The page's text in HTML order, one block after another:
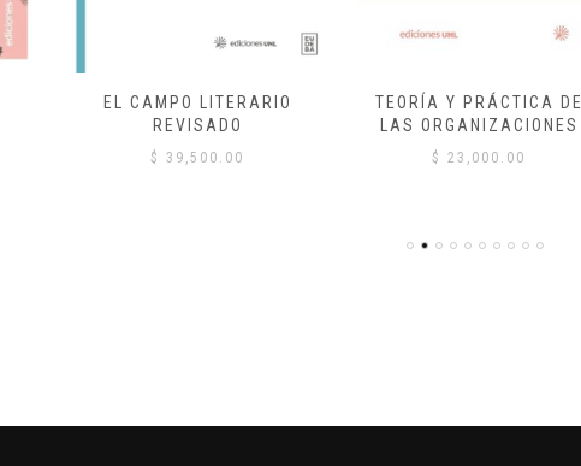
EL CAMPO LITERARIO
REVISADO
$ 39,500.00
TEORÍA Y PRÁCTICA DE
LAS ORGANIZACIONES
$ 23,000.00